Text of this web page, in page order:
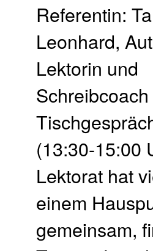
Referentin:
Leonhard,
Lektorin und
(13:30-15:00
Lektorat hat
einem
gemeinsam,